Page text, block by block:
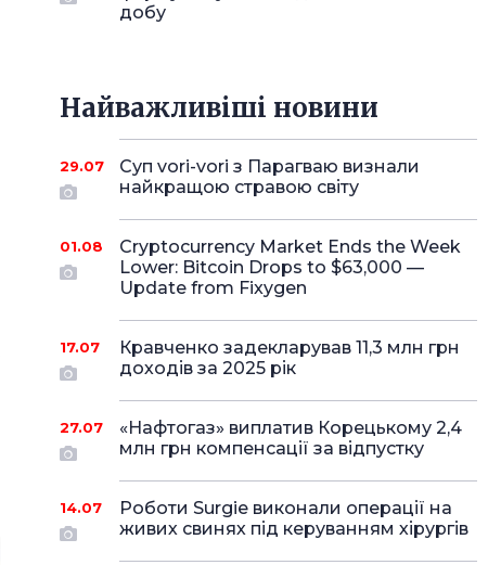
добу
Найважливіші новини
29.07
Суп vori-vori з Парагваю визнали
найкращою стравою світу
01.08
Cryptocurrency Market Ends the Week
Lower: Bitcoin Drops to $63,000 —
Update from Fixygen
17.07
Кравченко задекларував 11,3 млн грн
доходів за 2025 рік
27.07
«Нафтогаз» виплатив Корецькому 2,4
млн грн компенсації за відпустку
14.07
Роботи Surgie виконали операції на
живих свинях під керуванням хірургів